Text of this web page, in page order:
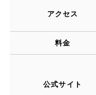
アクセス
料金
公式サイト